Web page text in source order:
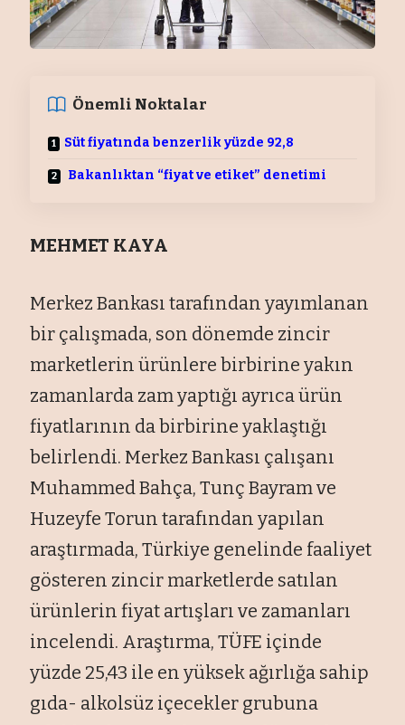
Önemli Noktalar
Süt fiyatında benzerlik yüzde 92,8
Bakanlıktan “fiyat ve etiket” denetimi
MEHMET KAYA
Merkez Bankası tarafından yayımlanan
bir çalışmada, son dönemde zincir
marketlerin ürünlere birbirine yakın
zamanlarda zam yaptığı ayrıca ürün
fiyatlarının da birbirine yaklaştığı
belirlendi. Merkez Bankası çalışanı
Muhammed Bahça, Tunç Bayram ve
Huzeyfe Torun tarafından yapılan
araştırmada, Türkiye genelinde faaliyet
gösteren zincir marketlerde satılan
ürünlerin fiyat artışları ve zamanları
incelendi. Araştırma, TÜFE içinde
yüzde 25,43 ile en yüksek ağırlığa sahip
gıda- alkolsüz içecekler grubuna